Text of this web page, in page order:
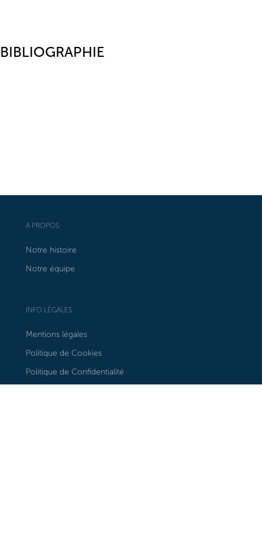
BIBLIOGRAPHIE
A PROPOS
Notre histoire
Notre équipe
INFO LÉGALES
Mentions légales
Politique de Cookies
Politique de Confidentialité